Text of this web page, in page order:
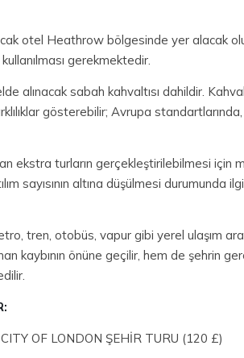
otel Heathrow bölgesinde yer alacak
kullanılması gerekmektedir.
alınacak sabah kahvaltısı dahildir.
gösterebilir; Avrupa
ekstra turların gerçekleştirilebilmesi için
sayısının altına düşülmesi durumunda
tren, otobüs, vapur gibi yerel ulaşım
kaybının önüne geçilir, hem de şehrin
OF LONDON ŞEHİR TURU (120 £)